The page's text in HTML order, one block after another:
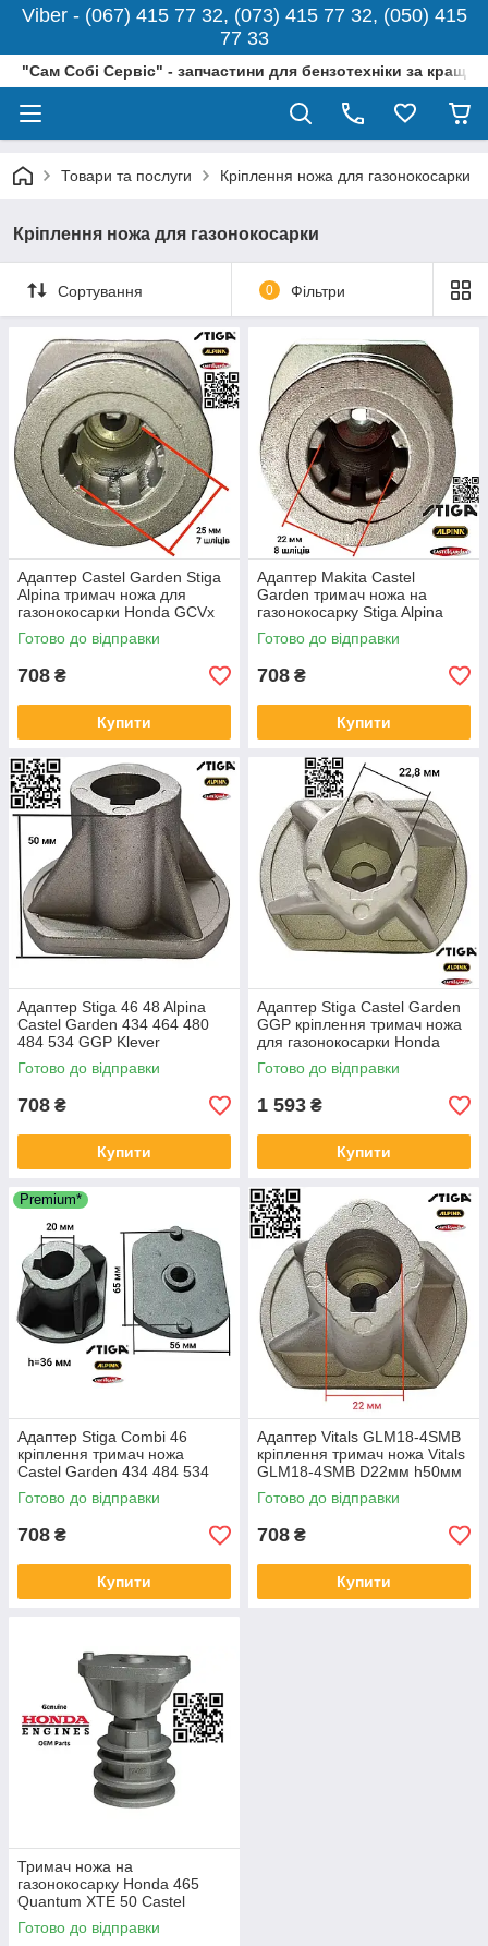
Viber - (067) 415 77 32, (073) 415 77 32, (050) 415
77 33
"Сам Собі Сервіс" - запчастини для бензотехніки за
Товари та послуги Кріплення ножа для газонокосарки
Кріплення ножа для газонокосарки
Сортування 0 Фільтри
Адаптер Castel Garden Stiga
Alpina тримач ножа для
газонокосарки Honda GCVx
170 D 25мм h 66мм
122465608/3
Готово до відправки
708 ₴
Купити
Адаптер Makita Castel
Garden тримач ножа на
газонокосарку Stiga Alpina
муфта на Honda Mountfield
D22мм h66мм 122465607/4
Готово до відправки
708 ₴
Купити
Адаптер Stiga 46 48 Alpina
Castel Garden 434 464 480
484 534 GGP Klever
кріплення тримач ножа
D22мм h50мм 122463012/2
Готово до відправки
708 ₴
Купити
Адаптер Stiga Castel Garden
GGP кріплення тримач ножа
для газонокосарки Honda
D22.8мм h35мм 122465604/0
1111-9624-01 22465605/0
Готово до відправки
1 593 ₴
Купити
Premium*
Адаптер Stiga Combi 46
кріплення тримач ножа
Castel Garden 434 484 534
GGP Sadko Alpina 84 D20мм
h35м 122463012-2
Готово до відправки
708 ₴
Купити
Адаптер Vitals GLM18-4SMB
кріплення тримач ножа Vitals
GLM18-4SMB D22мм h50мм
Готово до відправки
708 ₴
Купити
Тримач ножа на
газонокосарку Honda 465
Quantum XTE 50 Castel
Garden T484 адаптер
22465605/0 Stiga Alpina
Готово до відправки